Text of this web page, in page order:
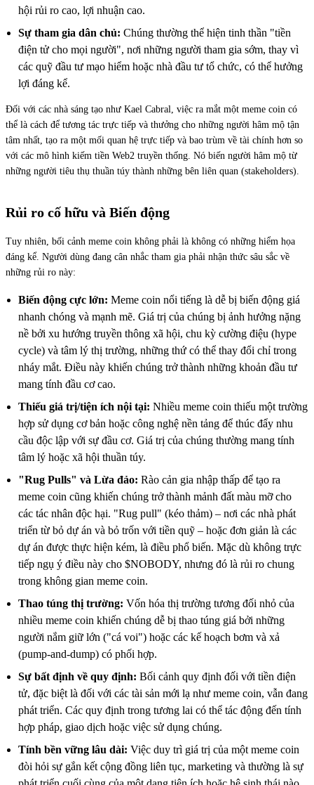
hội rủi ro cao, lợi nhuận cao.
Sự tham gia dân chủ: Chúng thường thể hiện tinh thần "tiền
điện tử cho mọi người", nơi những người tham gia sớm, thay vì
các quỹ đầu tư mạo hiểm hoặc nhà đầu tư tổ chức, có thể hưởng
lợi đáng kể.
Đối với các nhà sáng tạo như Kael Cabral, việc ra mắt một meme coin có
thể là cách để tương tác trực tiếp và thưởng cho những người hâm mộ tận
tâm nhất, tạo ra một mối quan hệ trực tiếp và bao trùm về tài chính hơn so
với các mô hình kiếm tiền Web2 truyền thống. Nó biến người hâm mộ từ
những người tiêu thụ thuần túy thành những bên liên quan (stakeholders).
Rủi ro cố hữu và Biến động
Tuy nhiên, bối cảnh meme coin không phải là không có những hiểm họa
đáng kể. Người dùng đang cân nhắc tham gia phải nhận thức sâu sắc về
những rủi ro này:
Biến động cực lớn: Meme coin nổi tiếng là dễ bị biến động giá
nhanh chóng và mạnh mẽ. Giá trị của chúng bị ảnh hưởng nặng
nề bởi xu hướng truyền thông xã hội, chu kỳ cường điệu (hype
cycle) và tâm lý thị trường, những thứ có thể thay đổi chỉ trong
nháy mắt. Điều này khiến chúng trở thành những khoản đầu tư
mang tính đầu cơ cao.
Thiếu giá trị/tiện ích nội tại: Nhiều meme coin thiếu một trường
hợp sử dụng cơ bản hoặc công nghệ nền tảng để thúc đẩy nhu
cầu độc lập với sự đầu cơ. Giá trị của chúng thường mang tính
tâm lý hoặc xã hội thuần túy.
"Rug Pulls" và Lừa đảo: Rào cản gia nhập thấp để tạo ra
meme coin cũng khiến chúng trở thành mảnh đất màu mỡ cho
các tác nhân độc hại. "Rug pull" (kéo thảm) – nơi các nhà phát
triển từ bỏ dự án và bỏ trốn với tiền quỹ – hoặc đơn giản là các
dự án được thực hiện kém, là điều phổ biến. Mặc dù không trực
tiếp ngụ ý điều này cho $NOBODY, nhưng đó là rủi ro chung
trong không gian meme coin.
Thao túng thị trường: Vốn hóa thị trường tương đối nhỏ của
nhiều meme coin khiến chúng dễ bị thao túng giá bởi những
người nắm giữ lớn ("cá voi") hoặc các kế hoạch bơm và xả
(pump-and-dump) có phối hợp.
Sự bất định về quy định: Bối cảnh quy định đối với tiền điện
tử, đặc biệt là đối với các tài sản mới lạ như meme coin, vẫn đang
phát triển. Các quy định trong tương lai có thể tác động đến tính
hợp pháp, giao dịch hoặc việc sử dụng chúng.
Tính bền vững lâu dài: Việc duy trì giá trị của một meme coin
đòi hỏi sự gắn kết cộng đồng liên tục, marketing và thường là sự